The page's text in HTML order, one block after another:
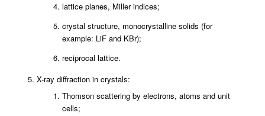
lattice planes, Miller indices;
crystal structure, monocrystalline solids (for
example: LiF and KBr);
reciprocal lattice.
X-ray diffraction in crystals:
Thomson scattering by electrons, atoms and unit
cells;